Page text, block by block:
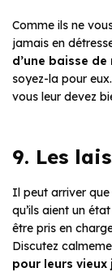
Comme ils ne
jamais en
d’une baisse
soyez-la pour
vous leur devez
9. Les
Il peut arriver
qu’ils aient un
être pris en
Discutez
pour leurs vieux